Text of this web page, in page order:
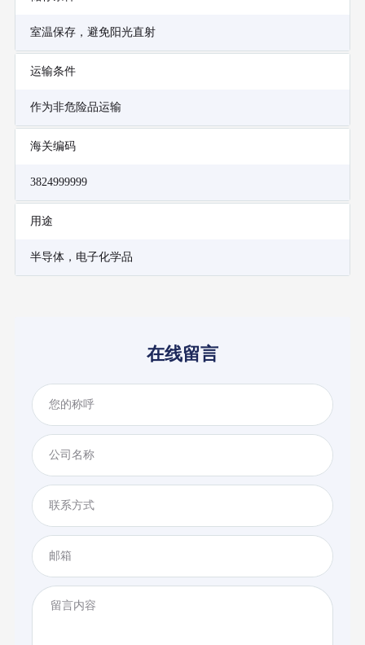
室温保存，避免阳光直射
运输条件
作为非危险品运输
海关编码
3824999999
用途
半导体，电子化学品
在线留言